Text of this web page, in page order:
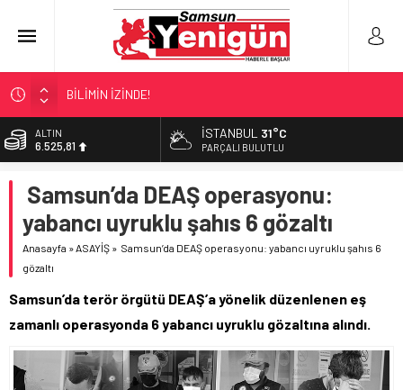
BİLİMİN İZİNDE!
TIR’A ‘ZEHİR’ BASKINI!
FECİ SON!
SAMSUN YANACAK!
ALTIN
6.525,81
13.703,13
DOLAR
47,5932
EURO
İSTANBUL 31°C
PARÇALI BULUTLU
Samsun’da DEAŞ operasyonu:
yabancı uyruklu şahıs 6 gözaltı
Anasayfa »ASAYİŞ » Samsun’da DEAŞ operasyonu: yabancı uyruklu şahıs 6
gözaltı
Samsun’da terör örgütü DEAŞ’a yönelik düzenlenen eş
zamanlı operasyonda 6 yabancı uyruklu gözaltına alındı.